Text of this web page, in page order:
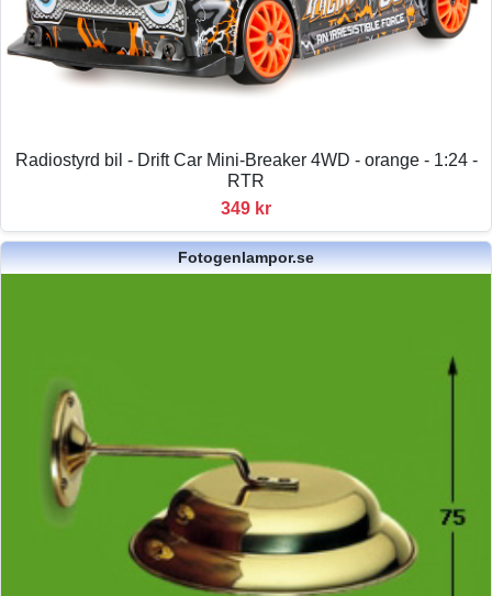
Radiostyrd bil - Drift Car Mini-Breaker 4WD - orange - 1:24 -
RTR
349 kr
Fotogenlampor.se